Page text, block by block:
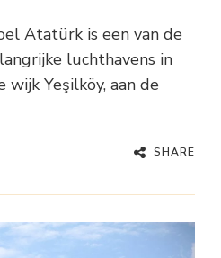
Atatürk is een van de
luchthavens in
wijk Yeşilköy, aan de
SHARE